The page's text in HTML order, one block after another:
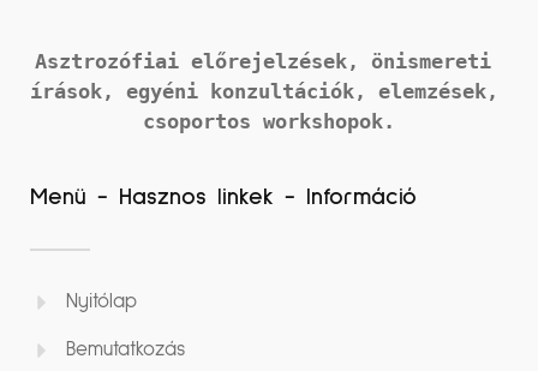
Asztrozófiai előrejelzések, önismereti
írások,
csoportos workshopok.
Menü - Hasznos linkek - Információ
Nyitólap
Bemutatkozás